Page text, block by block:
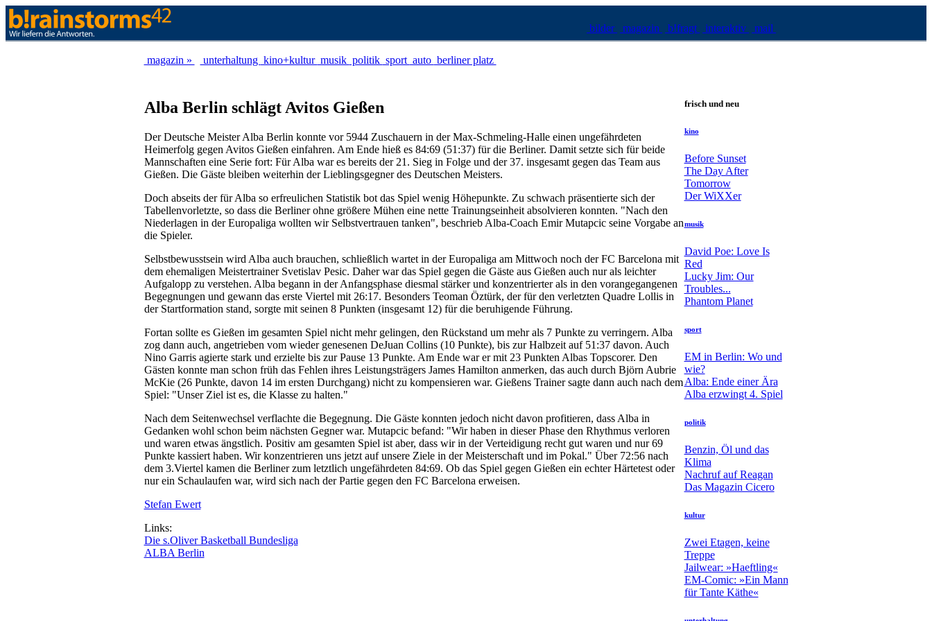
bilder magazin b!fragt interaktiv mail
magazin » unterhaltung kino+kultur musik politik sport auto berliner platz
Alba Berlin schlägt Avitos Gießen
Der Deutsche Meister Alba Berlin konnte vor 5944 Zuschauern in der Max-Schmeling-Halle einen ungefährdeten
Heimerfolg gegen Avitos Gießen einfahren. Am Ende hieß es 84:69 (51:37) für die Berliner. Damit setzte sich für beide
Mannschaften eine Serie fort: Für Alba war es bereits der 21. Sieg in Folge und der 37. insgesamt gegen das Team aus
Gießen. Die Gäste bleiben weiterhin der Lieblingsgegner des Deutschen Meisters.
Doch abseits der für Alba so erfreulichen Statistik bot das Spiel wenig Höhepunkte. Zu schwach präsentierte sich der
Tabellenvorletzte, so dass die Berliner ohne größere Mühen eine nette Trainungseinheit absolvieren konnten. "Nach den
Niederlagen in der Europaliga wollten wir Selbstvertrauen tanken", beschrieb Alba-Coach Emir Mutapcic seine Vorgabe an
die Spieler.
Selbstbewusstsein wird Alba auch brauchen, schließlich wartet in der Europaliga am Mittwoch noch der FC Barcelona mit
dem ehemaligen Meistertrainer Svetislav Pesic. Daher war das Spiel gegen die Gäste aus Gießen auch nur als leichter
Aufgalopp zu verstehen. Alba begann in der Anfangsphase diesmal stärker und konzentrierter als in den vorangegangenen
Begegnungen und gewann das erste Viertel mit 26:17. Besonders Teoman Öztürk, der für den verletzten Quadre Lollis in
der Startformation stand, sorgte mit seinen 8 Punkten (insgesamt 12) für die beruhigende Führung.
Fortan sollte es Gießen im gesamten Spiel nicht mehr gelingen, den Rückstand um mehr als 7 Punkte zu verringern. Alba
zog dann auch, angetrieben vom wieder genesenen DeJuan Collins (10 Punkte), bis zur Halbzeit auf 51:37 davon. Auch
Nino Garris agierte stark und erzielte bis zur Pause 13 Punkte. Am Ende war er mit 23 Punkten Albas Topscorer. Den
Gästen konnte man schon früh das Fehlen ihres Leistungsträgers James Hamilton anmerken, das auch durch Björn Aubrie
McKie (26 Punkte, davon 14 im ersten Durchgang) nicht zu kompensieren war. Gießens Trainer sagte dann auch nach dem
Spiel: "Unser Ziel ist es, die Klasse zu halten."
Nach dem Seitenwechsel verflachte die Begegnung. Die Gäste konnten jedoch nicht davon profitieren, dass Alba in
Gedanken wohl schon beim nächsten Gegner war. Mutapcic befand: "Wir haben in dieser Phase den Rhythmus verloren
und waren etwas ängstlich. Positiv am gesamten Spiel ist aber, dass wir in der Verteidigung recht gut waren und nur 69
Punkte kassiert haben. Wir konzentrieren uns jetzt auf unsere Ziele in der Meisterschaft und im Pokal." Über 72:56 nach
dem 3.Viertel kamen die Berliner zum letztlich ungefährdeten 84:69. Ob das Spiel gegen Gießen ein echter Härtetest oder
nur ein Schaulaufen war, wird sich nach der Partie gegen den FC Barcelona erweisen.
Stefan Ewert
Links:
Die s.Oliver Basketball Bundesliga
ALBA Berlin
frisch und neu
kino
Before Sunset
The Day After
Tomorrow
Der WiXXer
musik
David Poe: Love Is
Red
Lucky Jim: Our
Troubles...
Phantom Planet
sport
EM in Berlin: Wo und
wie?
Alba: Ende einer Ära
Alba erzwingt 4. Spiel
politik
Benzin, Öl und das
Klima
Nachruf auf Reagan
Das Magazin Cicero
kultur
Zwei Etagen, keine
Treppe
Jailwear: »Haeftling«
EM-Comic: »Ein Mann
für Tante Käthe«